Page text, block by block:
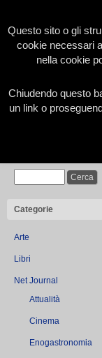
Home
Categorie
Arte
Libri
Net Journal
Attualità
Cinema
Enogastronomia
Questo sito o gli
cookie necessari
nella cookie
Chiudendo questo
un link o